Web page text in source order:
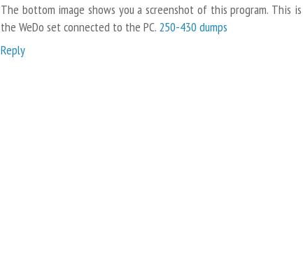
The bottom image shows you a screenshot of this program.
the WeDo set connected to the PC. 250-430 dumps
Reply